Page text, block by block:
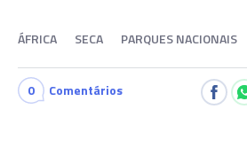
ÁFRICA SECA PARQUES NACIONAIS
0 Comentários